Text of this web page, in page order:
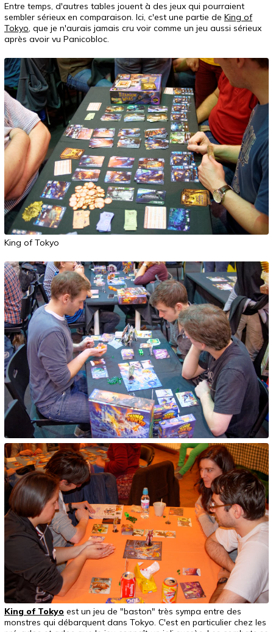
Entre temps, d'autres tables jouent à des jeux qui pourraient
sembler sérieux en comparaison. Ici, c'est une partie de King of
Tokyo, que je n'aurais jamais cru voir comme un jeu aussi sérieux
après avoir vu Panicobloc.
King of Tokyo
King of Tokyo est un jeu de "baston" très sympa entre des
monstres qui débarquent dans Tokyo. C'est en particulier chez les